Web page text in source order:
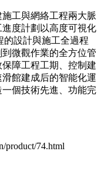
工與網絡工程兩大脈
度計劃以高度可視化
的設計與施工全過程
微觀作業的全方位管
障工程工期、控制建
館建成后的智能化運
個技術先進、功能完
74.html